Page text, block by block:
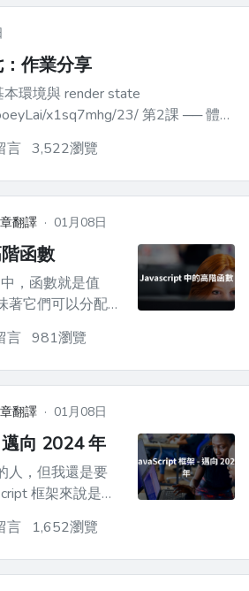
作業分享
環境與 render state
23/ 第2課 ── 體驗
便利
kfv4szoy/...
言 3,522瀏覽
翻譯 · 01月08日
函數
著它們可以分配給
=
言 981瀏覽
翻譯 · 01月08日
向 2024 年
人，但我還是要
框架來說是個
在關注的新技術
付，而舊框架正在
您可能會錯過一個
言 1,652瀏覽